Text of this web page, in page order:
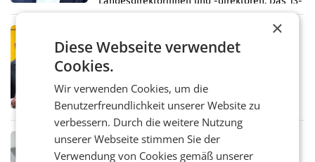
köpfige Wunschteam des ab 1. Jänner 2027
Österreichische Post: Umsatzplus im
ersten Halbjahr trotz schwachem
WIEN Die Österreichische Post AG hat im
ersten Halbjahr 2026 einen Konzernumsatz
von 1.544,0 Mio. EUR erwirtschaftet, was
einem Plus von 3,8 Prozent gegenüber dem
Vergleichszeitraum
MARKETING & MEDIA
Alpacem und Politik im Austausch
×
Diese Webseite verwendet
Cookies.
Wir verwenden Cookies, um die
Benutzerfreundlichkeit unserer Website zu
verbessern. Durch die weitere Nutzung
unserer Webseite stimmen Sie der
Verwendung von Cookies gemäß unserer